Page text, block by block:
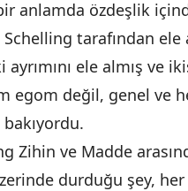
bir anlamda özdeşlik
tarafından ele
ayrımını ele almış ve
egom değil, genel ve
Zihin ve Madde
durduğu şey,